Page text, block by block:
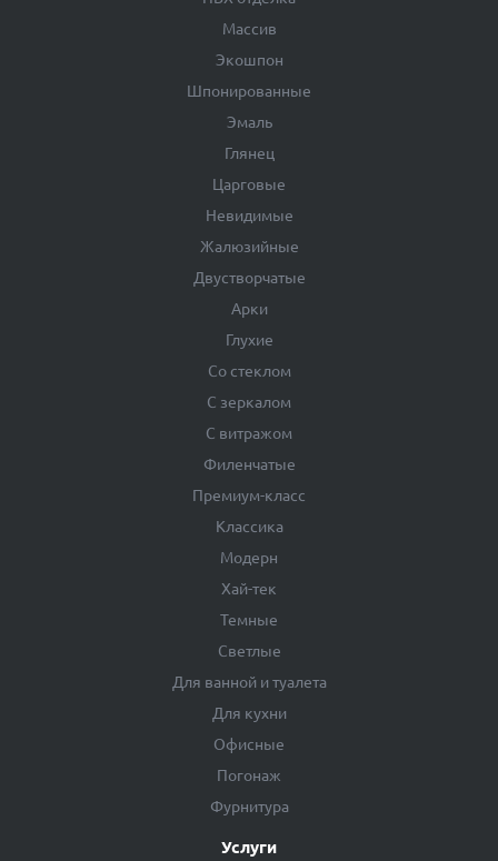
Массив
Экошпон
Шпонированные
Эмаль
Глянец
Царговые
Невидимые
Жалюзийные
Двустворчатые
Арки
Глухие
Со стеклом
С зеркалом
С витражом
Филенчатые
Премиум-класс
Классика
Модерн
Хай-тек
Темные
Светлые
Для ванной и туалета
Для кухни
Офисные
Погонаж
Фурнитура
Услуги